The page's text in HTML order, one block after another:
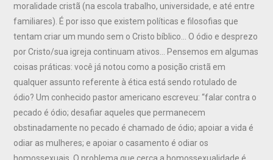
moralidade cristã (na escola trabalho, universidade, e até entre
familiares). É por isso que existem políticas e filosofias que
tentam criar um mundo sem o Cristo bíblico… O ódio e desprezo
por Cristo/sua igreja continuam ativos… Pensemos em algumas
coisas práticas: você já notou como a posição cristã em
qualquer assunto referente à ética está sendo rotulado de
ódio? Um conhecido pastor americano escreveu: “falar contra o
pecado é ódio; desafiar aqueles que permanecem
obstinadamente no pecado é chamado de ódio; apoiar a vida é
odiar as mulheres; e apoiar o casamento é odiar os
homossexuais. O problema que cerca a homossexualidade é